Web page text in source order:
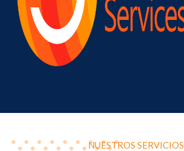
NUESTROS SERVICIOS